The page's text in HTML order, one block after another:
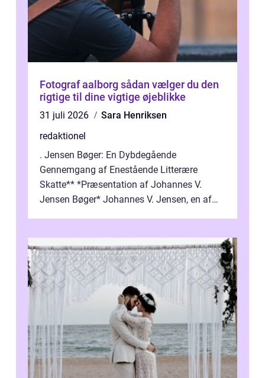
Fotograf aalborg sådan vælger du den
rigtige til dine vigtige øjeblikke
31 juli 2026
Sara Henriksen
redaktionel
. Jensen Bøger: En Dybdegående
Gennemgang af Enestående Litterære
Skatte** *Præsentation af Johannes V.
Jensen Bøger* Johannes V. Jensen, en af